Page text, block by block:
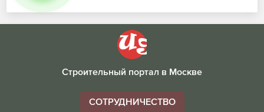
Строительный портал в Москве
СОТРУДНИЧЕСТВО